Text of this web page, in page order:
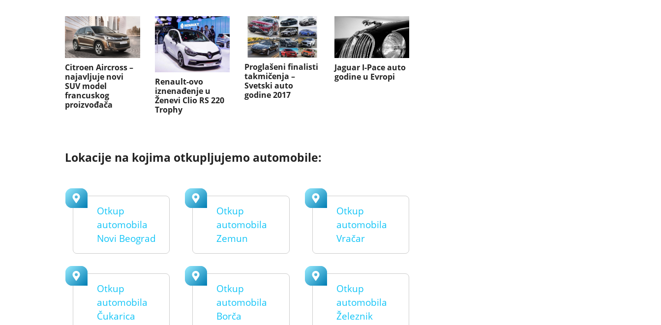
Citroen Aircross –
najavljuje novi
SUV model
francuskog
proizvođača
Renault-ovo
iznenađenje u
Ženevi Clio RS 220
Trophy
Proglašeni finalisti
takmičenja –
Svetski auto
godine 2017
Jaguar I-Pace auto
godine u Evropi
Lokacije na kojima otkupljujemo automobile:
Otkup
automobila
Novi Beograd
Otkup
automobila
Zemun
Otkup
automobila
Vračar
Otkup
automobila
Čukarica
Otkup
automobila
Borča
Otkup
automobila
Železnik